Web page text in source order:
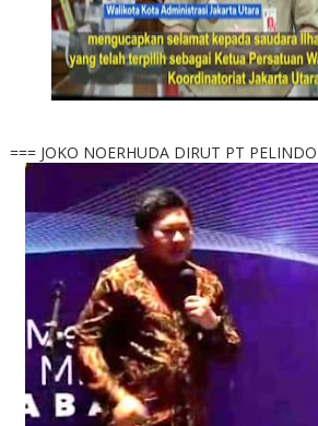
=== JOKO NOERHUDA DIRUT PT